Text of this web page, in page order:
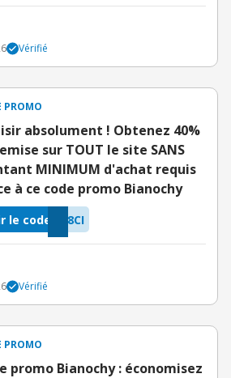
Vérifié
PROMO
absolument ! Obtenez 40%
sur TOUT le site SANS
MINIMUM d'achat requis
à ce code promo Bianochy
8CI
le code
Vérifié
PROMO
promo Bianochy : économisez